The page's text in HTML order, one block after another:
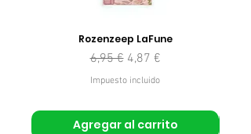
Rozenzeep LaFune
Precio
6,95 € Precio de oferta
4,87 €
Impuesto incluido
Agregar al carrito